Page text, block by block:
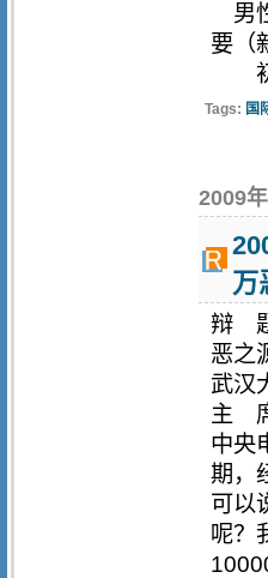
男
要（
初
Tags: 国
2009
万
辩
恶
武
主
中央
期，
可以
呢？